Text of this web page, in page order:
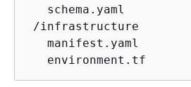
   schema.yaml
/infrastructure
   manifest.yaml
   environment.tf